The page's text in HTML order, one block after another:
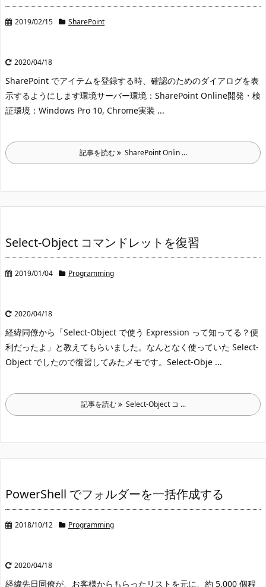
2019/02/15 SharePoint
2020/04/18
SharePoint でアイテムを登録する時、確認のためのダイアログを表
示するようにします環境サーバー環境：SharePoint Online開発・検
証環境：Windows Pro 10, Chrome実装 ...
記事を読む SharePoint Onlin ...
Select-Object コマンドレットを復習
2019/01/04 Programming
2020/04/18
経緯同僚から「Select-Object で使う Expression って知ってる？便
利だったよ」と教えてもらいました。なんとなく使っていた Select-
Object でしたので復習してみたメモです。 Select-Obje ...
記事を読む Select-Object コ ...
PowerShell でフォルダーを一括作成する
2018/10/12 Programming
2020/04/18
経緯先日同僚が、お客様からもらったリストを元に、約 5,000 個程